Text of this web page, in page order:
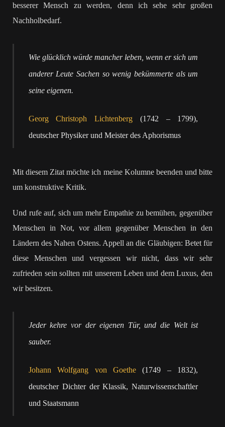
besserer Mensch zu werden, denn ich sehe sehr großen
Nachholbedarf.
Wie glücklich würde mancher leben, wenn er sich um
anderer Leute Sachen so wenig bekümmerte als um
seine eigenen.
Georg Christoph Lichtenberg (1742 – 1799),
deutscher Physiker und Meister des Aphorismus
Mit diesem Zitat möchte ich meine Kolumne beenden und bitte
um konstruktive Kritik.
Und rufe auf, sich um mehr Empathie zu bemühen, gegenüber
Menschen in Not, vor allem gegenüber Menschen in den
Ländern des Nahen Ostens. Appell an die Gläubigen: Betet für
diese Menschen und vergessen wir nicht, dass wir sehr
zufrieden sein sollten mit unserem Leben und dem Luxus, den
wir besitzen.
Jeder kehre vor der eigenen Tür, und die Welt ist
sauber.
Johann Wolfgang von Goethe (1749 – 1832),
deutscher Dichter der Klassik, Naturwissenschaftler
und Staatsmann